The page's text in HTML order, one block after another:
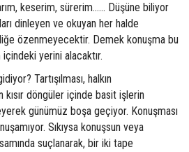
keserim, sürerim…… Düşüne biliyor
dinleyen ve okuyan her halde
özenmeyecektir. Demek konuşma bu
yerini alacaktır.
Tartışılması, halkın
döngüler içinde basit işlerin
günümüz boşa geçiyor. Konuşması
Sıkıysa konuşsun veya
suçlanarak, bir iki tape